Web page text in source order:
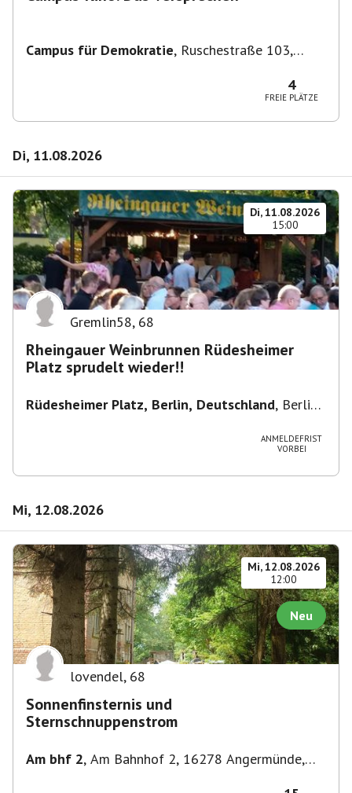
Campus für Demokratie, Ruschestraße 103,
4
FREIE PLÄTZE
Di, 11.08.2026
Di, 11.08.2026
15:00
Gremlin58, 68
Rheingauer Weinbrunnen Rüdesheimer
Platz sprudelt wieder!!
Rüdesheimer Platz, Berlin, Deutschland, Berlin-
ANMELDEFRIST
VORBEI
Mi, 12.08.2026
Mi, 12.08.2026
12:00
Neu
lovendel, 68
Sonnenfinsternis und
Sternschnuppenstrom
Am bhf 2, Am Bahnhof 2, 16278 Angermünde,